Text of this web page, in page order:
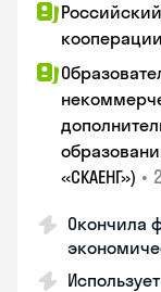
кооперации
«СКАЕНГ») •
Окончила